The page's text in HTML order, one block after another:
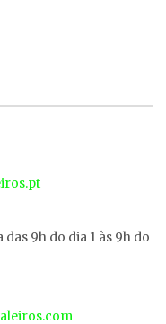
9h do dia 1 às 9h do